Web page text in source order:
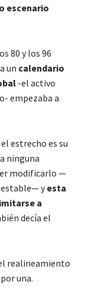
escenario
80 y los 96
un calendario
-el activo
empezaba a
el estrecho es su
ninguna
modificarlo —
estable— yesta
a
decía el
realineamiento
una.